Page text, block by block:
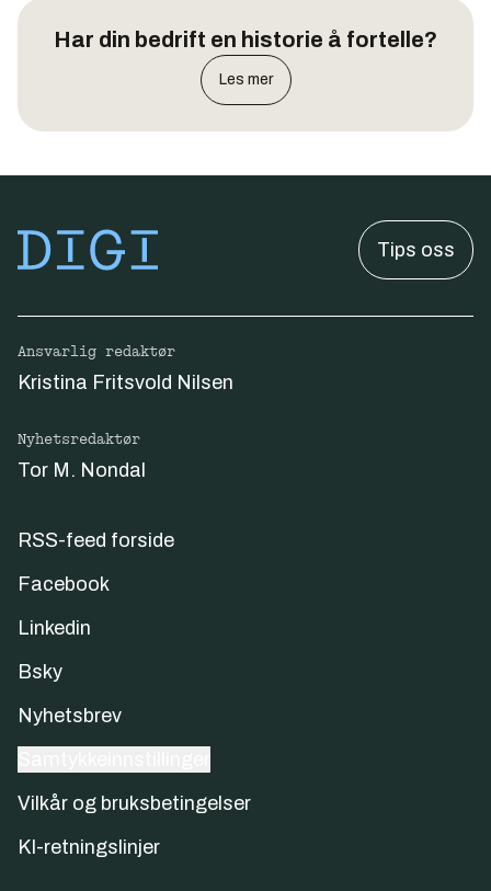
Har din bedrift en historie å fortelle?
Les mer
Tips oss
Ansvarlig redaktør
Kristina Fritsvold Nilsen
Nyhetsredaktør
Tor M. Nondal
RSS-feed forside
Facebook
Linkedin
Bsky
Nyhetsbrev
Vilkår og bruksbetingelser
KI-retningslinjer